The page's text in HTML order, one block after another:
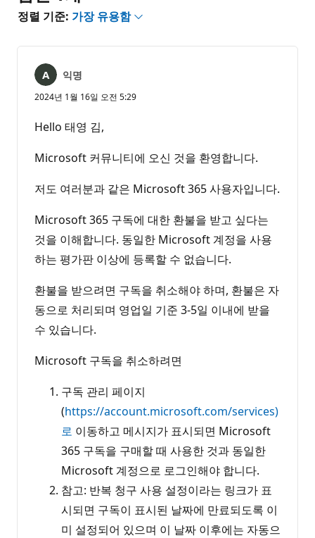
정렬 기준: 가장 유용함
익명
2024년 1월 16일 오전 5:29
Hello 태영 김,
Microsoft 커뮤니티에 오신 것을 환영합니다.
저도 여러분과 같은 Microsoft 365 사용자입니다.
Microsoft 365 구독에 대한 환불을 받고 싶다는
것을 이해합니다. 동일한 Microsoft 계정을 사용
하는 평가판 이상에 등록할 수 없습니다.
환불을 받으려면 구독을 취소해야 하며, 환불은 자
동으로 처리되며 영업일 기준 3-5일 이내에 받을
수 있습니다.
Microsoft 구독을 취소하려면
구독 관리 페이지
(https://account.microsoft.com/services)
로 이동하고 메시지가 표시되면 Microsoft
365 구독을 구매할 때 사용한 것과 동일한
Microsoft 계정으로 로그인해야 합니다.
참고: 반복 청구 사용 설정이라는 링크가 표
시되면 구독이 표시된 날짜에 만료되도록 이
미 설정되어 있으며 이 날짜 이후에는 자동으